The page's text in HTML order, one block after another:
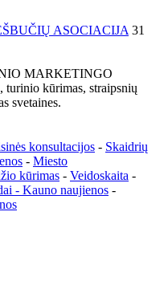
ASOCIACIJA 31
MARKETINGO
kūrimas, straipsnių
svetaines.
konsultacijos - Skaidrių
- Miesto
kūrimas - Veidoskaita -
- Kauno naujienos -